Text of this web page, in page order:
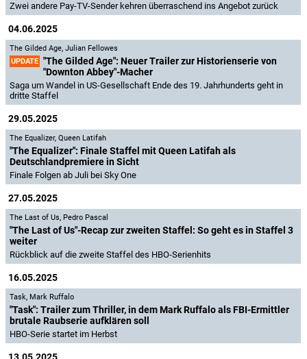
Zwei andere Pay-TV-Sender kehren überraschend ins Angebot zurück
04.06.2025
The Gilded Age, Julian Fellowes
UPDATE "The Gilded Age": Neuer Trailer zur Historienserie von
"Downton Abbey"-Macher
Saga um Wandel in US-Gesellschaft Ende des 19. Jahrhunderts geht in
dritte Staffel
29.05.2025
The Equalizer, Queen Latifah
"The Equalizer": Finale Staffel mit Queen Latifah als
Deutschlandpremiere in Sicht
Finale Folgen ab Juli bei Sky One
27.05.2025
The Last of Us, Pedro Pascal
"The Last of Us"-Recap zur zweiten Staffel: So geht es in Staffel 3
weiter
Rückblick auf die zweite Staffel des HBO-Serienhits
16.05.2025
Task, Mark Ruffalo
"Task": Trailer zum Thriller, in dem Mark Ruffalo als FBI-Ermittler
brutale Raubserie aufklären soll
HBO-Serie startet im Herbst